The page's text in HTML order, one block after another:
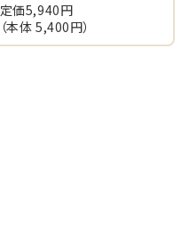
定価5,940円
（本体 5,400円）